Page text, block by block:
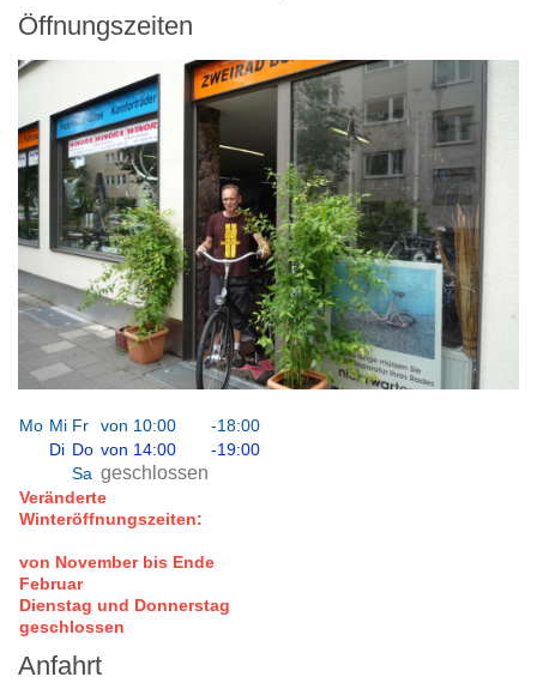
Öffnungszeiten
Mo Mi Fr von 10:00
-18:00
Di Do von 14:00
-19:00
Sa geschlossen
Veränderte
Winteröffnungszeiten:
von November bis Ende
Februar
Dienstag und Donnerstag
geschlossen
Anfahrt